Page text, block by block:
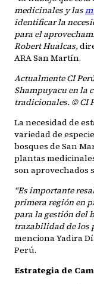
medicinales y las
identificar la
para el
Robert Hualcas,
ARA San Martín.
Actualmente CI
Shampuyacu en la
tradicionales. © CI
La necesidad de
variedad de
bosques de San
plantas
son aprovechados
“Es importante
primera región en
para la gestión del
trazabilidad de los
menciona Yadira
Perú.
Estrategia de